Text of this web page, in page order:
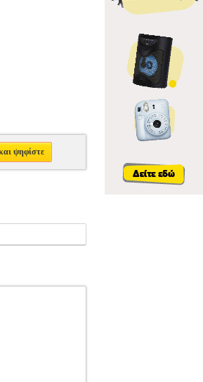
ψηφίστε